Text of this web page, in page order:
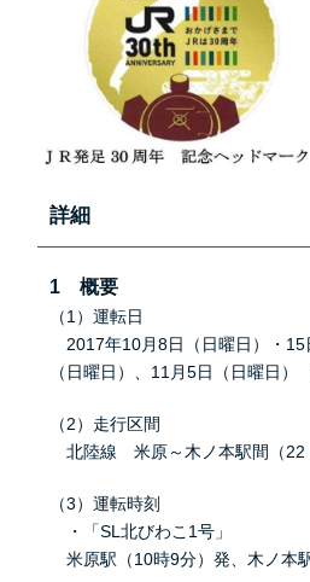
詳細
1 概要
（1）運転日
2017年10月8日（日曜日）・15
（日曜日）、11月5日（日曜日
（2）走行区間
北陸線 米原～木ノ本駅間（22
（3）運転時刻
・「SL北びわこ1号」
米原駅（10時9分）発、木ノ本